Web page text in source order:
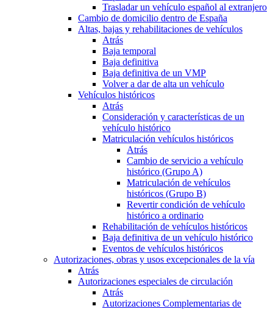
Trasladar un vehículo español al extranjero
Cambio de domicilio dentro de España
Altas, bajas y rehabilitaciones de vehículos
Atrás
Baja temporal
Baja definitiva
Baja definitiva de un VMP
Volver a dar de alta un vehículo
Vehículos históricos
Atrás
Consideración y características de un
vehículo histórico
Matriculación vehículos históricos
Atrás
Cambio de servicio a vehículo
histórico (Grupo A)
Matriculación de vehículos
históricos (Grupo B)
Revertir condición de vehículo
histórico a ordinario
Rehabilitación de vehículos históricos
Baja definitiva de un vehículo histórico
Eventos de vehículos históricos
Autorizaciones, obras y usos excepcionales de la vía
Atrás
Autorizaciones especiales de circulación
Atrás
Autorizaciones Complementarias de